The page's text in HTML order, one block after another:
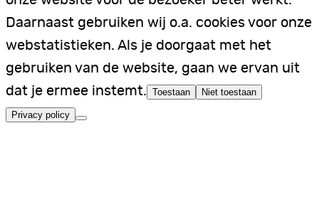
Daarnaast gebruiken wij o.a. cookies voor onze
webstatistieken. Als je doorgaat met het
gebruiken van de website, gaan we ervan uit
dat je ermee instemt. Toestaan Niet toestaan
Privacy policy